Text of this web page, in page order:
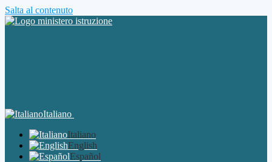
Salta al contenuto
Italiano
Italiano
English
Español